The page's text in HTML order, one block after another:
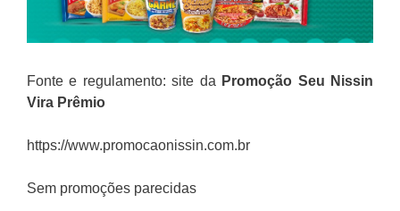
Fonte e regulamento: site da Promoção Seu Nissin
Vira Prêmio
https://www.promocaonissin.com.br
Sem promoções parecidas